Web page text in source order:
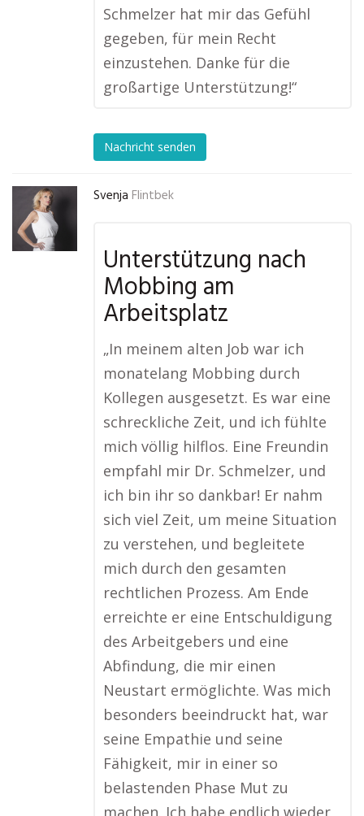
Schmelzer hat mir das Gefühl
gegeben, für mein Recht
einzustehen. Danke für die
großartige Unterstützung!“
Nachricht senden
Svenja Flintbek
Unterstützung nach
Mobbing am
Arbeitsplatz
„In meinem alten Job war ich
monatelang Mobbing durch
Kollegen ausgesetzt. Es war eine
schreckliche Zeit, und ich fühlte
mich völlig hilflos. Eine Freundin
empfahl mir Dr. Schmelzer, und
ich bin ihr so dankbar! Er nahm
sich viel Zeit, um meine Situation
zu verstehen, und begleitete
mich durch den gesamten
rechtlichen Prozess. Am Ende
erreichte er eine Entschuldigung
des Arbeitgebers und eine
Abfindung, die mir einen
Neustart ermöglichte. Was mich
besonders beeindruckt hat, war
seine Empathie und seine
Fähigkeit, mir in einer so
belastenden Phase Mut zu
machen. Ich habe endlich wieder